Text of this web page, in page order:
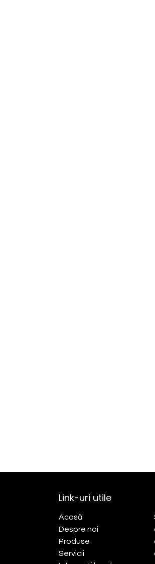
Link-uri utile
Acasă​
Despre noi
Produse
Servicii